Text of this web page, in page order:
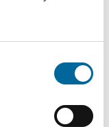
sheet.pdf